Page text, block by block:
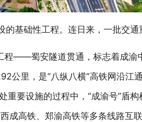
基础性工程。连日来，一批交通
程——蜀安隧道贯通，标志着成渝
公里，是“八纵八横”高铁网沿江
重要设施的过程中，“成渝号”盾
成高铁、郑渝高铁等多条线路互